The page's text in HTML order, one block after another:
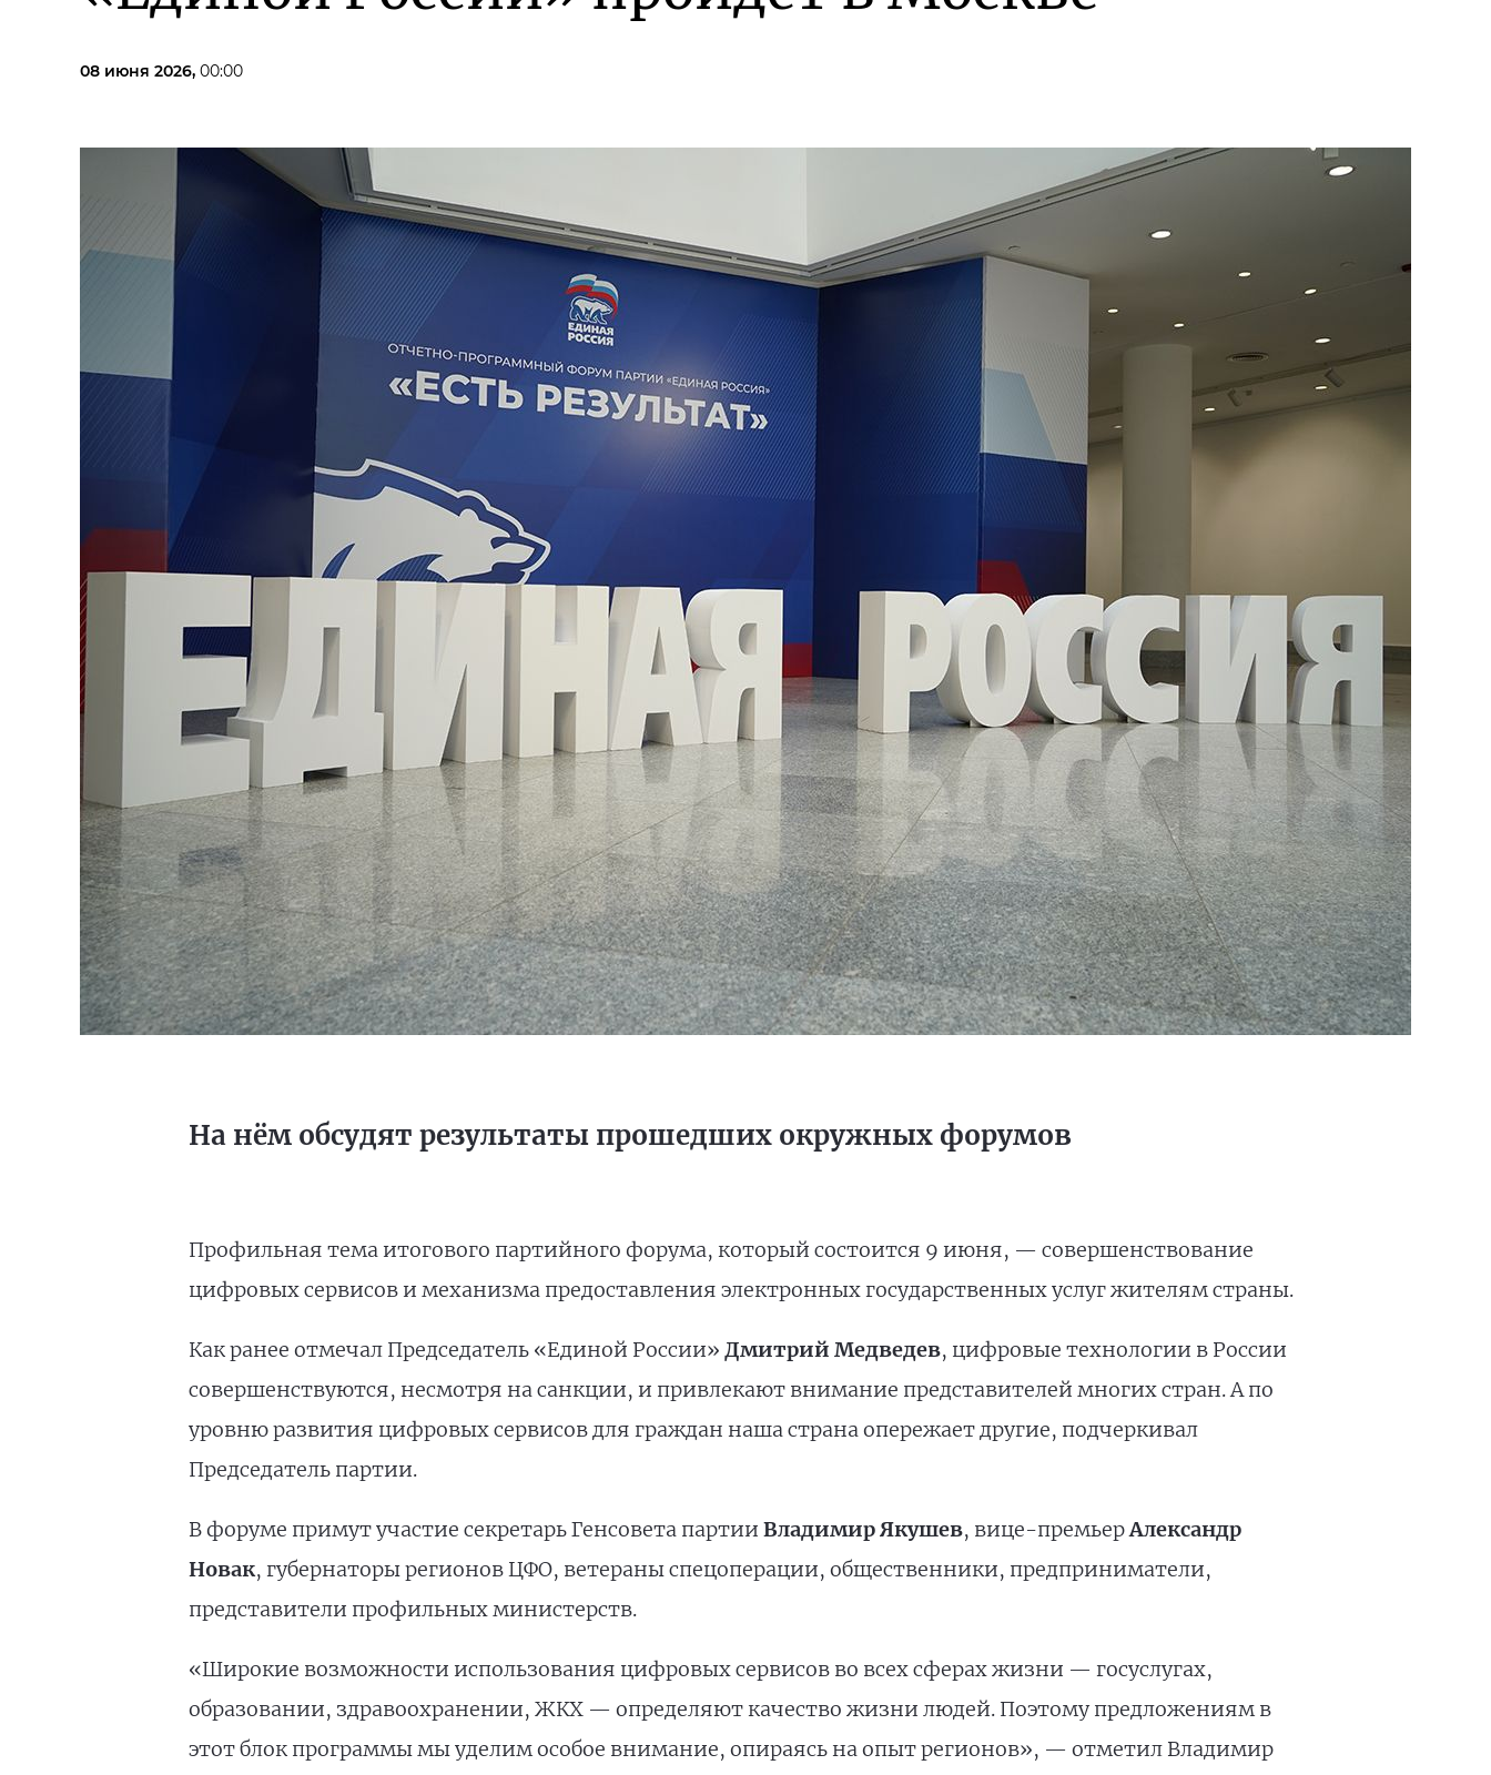
08 июня 2026, 00:00
На нём обсудят результаты прошедших окружных форумов
Профильная тема итогового партийного форума, который состоится 9 июня, — совершенствование
цифровых сервисов и механизма предоставления электронных государственных услуг жителям страны.
Как ранее отмечал Председатель «Единой России» Дмитрий Медведев, цифровые технологии в России
совершенствуются, несмотря на санкции, и привлекают внимание представителей многих стран. А по
уровню развития цифровых сервисов для граждан наша страна опережает другие, подчеркивал
Председатель партии.
В форуме примут участие секретарь Генсовета партии Владимир Якушев, вице-премьерАлександр
Новак, губернаторы регионов ЦФО, ветераны спецоперации, общественники, предприниматели,
представители профильных министерств.
«Широкие возможности использования цифровых сервисов во всех сферах жизни — госуслугах,
образовании, здравоохранении, ЖКХ — определяют качество жизни людей. Поэтому предложениям в
этот блок программы мы уделим особое внимание, опираясь на опыт регионов», — отметил Владимир